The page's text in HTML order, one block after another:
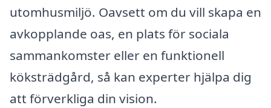
utomhusmiljö. Oavsett om du vill skapa en
avkopplande oas, en plats för sociala
sammankomster eller en funktionell
köksträdgård, så kan experter hjälpa dig
att förverkliga din vision.